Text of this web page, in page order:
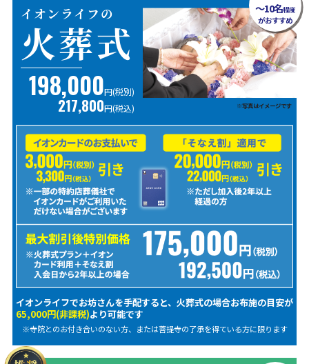
イオンライフの
火葬式
198,000円(税別)
217,800円(税込) ※写真はイメージです
イオンライフでお坊さんを手配すると、火葬式の場合お布施の目安が
65,000円(非課税)より可能です
※寺院とのお付き合いのない方、または菩提寺の了承を得ている方に限ります
～10名程度
がおすすめ